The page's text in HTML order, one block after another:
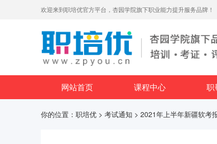
欢迎来到职培优官方平台，杏园学院旗下职业能力提升服务品牌！
网站首页 课程中心 职
你的位置： 职培优 > 考试通知 > 2021年上半年新疆软考